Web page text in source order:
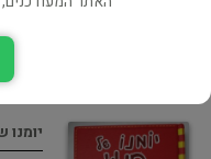
יומנו